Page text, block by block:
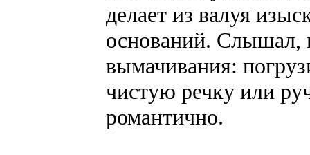
делает из валуя
оснований. Слышал,
вымачивания:
чистую речку или
романтично.